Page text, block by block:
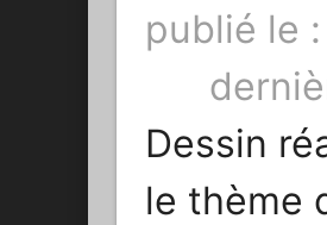
publié le :
Dessin
le thème